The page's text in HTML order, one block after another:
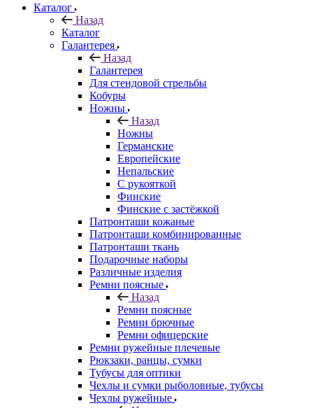
Каталог
Назад
Каталог
Галантерея
Назад
Галантерея
Для стендовой стрельбы
Кобуры
Ножны
Назад
Ножны
Германские
Европейские
Непальские
С рукояткой
Финские
Финские с застёжкой
Патронташи кожаные
Патронташи комбинированные
Патронташи ткань
Подарочные наборы
Различные изделия
Ремни поясные
Назад
Ремни поясные
Ремни брючные
Ремни офицерские
Ремни ружейные плечевые
Рюкзаки, ранцы, сумки
Тубусы для оптики
Чехлы и сумки рыболовные, тубусы
Чехлы ружейные